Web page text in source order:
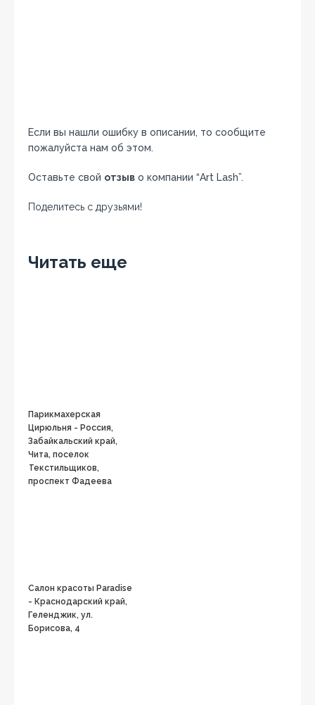
Если вы нашли ошибку в описании, то сообщите
пожалуйста нам об этом.
Оставьте свой отзыв о компании “Art Lash”.
Поделитесь с друзьями!
Читать еще
Парикмахерская
Цирюльня - Россия,
Забайкальский край,
Чита, поселок
Текстильщиков,
проспект Фадеева
Салон красоты Paradise
- Краснодарский край,
Геленджик, ул.
Борисова, 4